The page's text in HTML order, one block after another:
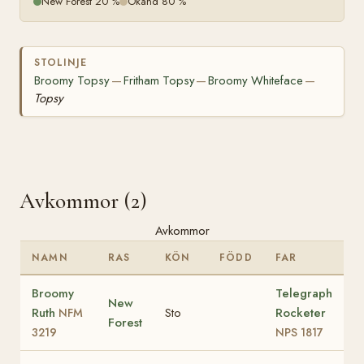
STOLINJE
Broomy Topsy—Fritham Topsy—Broomy Whiteface —
Topsy
Avkommor (2)
Avkommor
NAMN RAS KÖN FÖDD FAR
Broomy
Ruth NFM
3219
New
Forest
Sto
Telegraph
Rocketer
NPS 1817